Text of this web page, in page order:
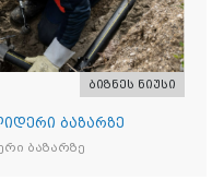
ბიზნეს ნიუსი
ბაზარზე
ბაზარზე